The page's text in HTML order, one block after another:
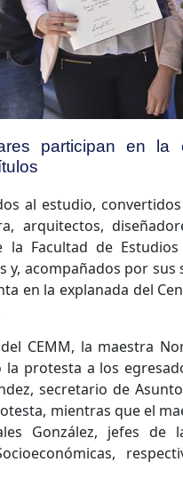
participan en la
al estudio,
arquitectos,
la Facultad de
y, acompañados por
en la explanada del
CEMM, la maestra
la protesta a los
secretario de
mientras que el
González, jefes de